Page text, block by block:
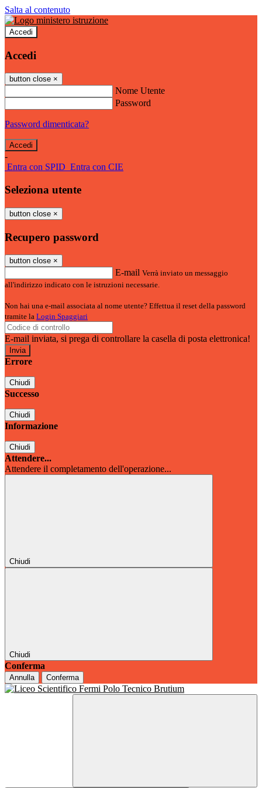
Salta al contenuto
Accedi
Accedi
button close ×
Nome Utente
Password
Password dimenticata?
-
Entra con SPID Entra con CIE
Seleziona utente
button close ×
Recupero password
button close ×
E-mail Verrà inviato un messaggio
all'indirizzo indicato con le istruzioni necessarie.
Non hai una e-mail associata al nome utente? Effettua il reset della password
tramite la Login Spaggiari
E-mail inviata, si prega di controllare la casella di posta elettronica!
Errore
Chiudi
Successo
Chiudi
Informazione
Chiudi
Attendere...
Attendere il completamento dell'operazione...
Chiudi
Chiudi
Conferma
Annulla Conferma